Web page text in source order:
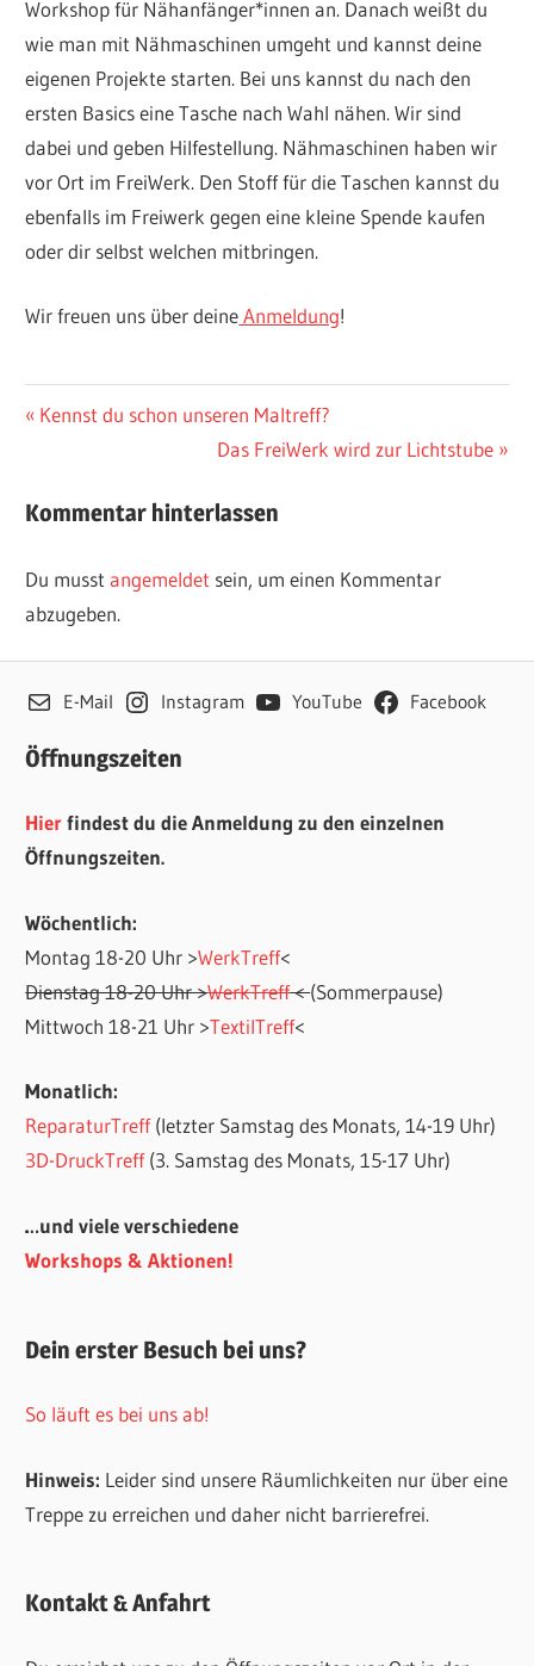
Workshop für Nähanfänger*innen an. Danach weißt du
wie man mit Nähmaschinen umgeht und kannst deine
eigenen Projekte starten. Bei uns kannst du nach den
ersten Basics eine Tasche nach Wahl nähen. Wir sind
dabei und geben Hilfestellung. Nähmaschinen haben wir
vor Ort im FreiWerk. Den Stoff für die Taschen kannst du
ebenfalls im Freiwerk gegen eine kleine Spende kaufen
oder dir selbst welchen mitbringen.
Wir freuen uns über deineAnmeldung!
AKTUELLES
Beitragsnavigation
Vorheriger
Kennst du schon unseren Maltreff?
Nächster
Das FreiWerk wird zur Lichtstube
Kommentar hinterlassen
Du musstangemeldet sein, um einen Kommentar
abzugeben.
E-Mail Instagram YouTube Facebook
Öffnungszeiten
Hierfindest du die Anmeldung zu den einzelnen
Öffnungszeiten.
Wöchentlich:
Montag 18-20 Uhr >WerkTreff<
Dienstag 18-20 Uhr >WerkTreff<(Sommerpause)
Mittwoch 18-21 Uhr >TextilTreff<
Monatlich:
ReparaturTreff(letzter Samstag des Monats, 14-19 Uhr)
3D-DruckTreff(3. Samstag des Monats, 15-17 Uhr)
…und viele verschiedene
Workshops & Aktionen!
Dein erster Besuch bei uns?
So läuft es bei uns ab!
Hinweis: Leider sind unsere Räumlichkeiten nur über eine
Treppe zu erreichen und daher nicht barrierefrei.
Kontakt & Anfahrt